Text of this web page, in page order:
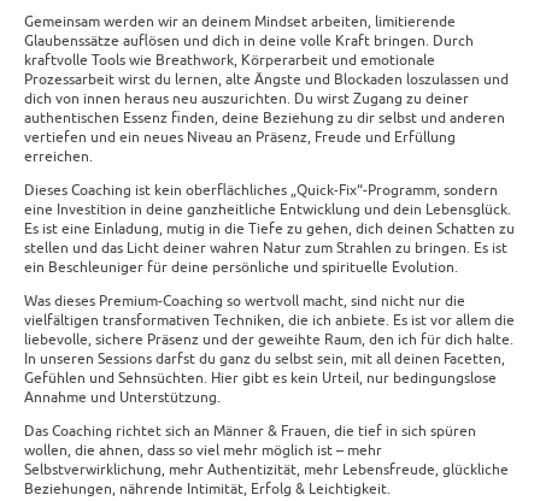
Gemeinsam werden wir an deinem Mindset arbeiten, limitierende
Glaubenssätze auflösen und dich in deine volle Kraft bringen. Durch
kraftvolle Tools wie Breathwork, Körperarbeit und emotionale
Prozessarbeit wirst du lernen, alte Ängste und Blockaden loszulassen und
dich von innen heraus neu auszurichten. Du wirst Zugang zu deiner
authentischen Essenz finden, deine Beziehung zu dir selbst und anderen
vertiefen und ein neues Niveau an Präsenz, Freude und Erfüllung
erreichen.
Dieses Coaching ist kein oberflächliches „Quick-Fix“-Programm, sondern
eine Investition in deine ganzheitliche Entwicklung und dein Lebensglück.
Es ist eine Einladung, mutig in die Tiefe zu gehen, dich deinen Schatten zu
stellen und das Licht deiner wahren Natur zum Strahlen zu bringen. Es ist
ein Beschleuniger für deine persönliche und spirituelle Evolution.
Was dieses Premium-Coaching so wertvoll macht, sind nicht nur die
vielfältigen transformativen Techniken, die ich anbiete. Es ist vor allem die
liebevolle, sichere Präsenz und der geweihte Raum, den ich für dich halte.
In unseren Sessions darfst du ganz du selbst sein, mit all deinen Facetten,
Gefühlen und Sehnsüchten. Hier gibt es kein Urteil, nur bedingungslose
Annahme und Unterstützung.
Das Coaching richtet sich an Männer & Frauen, die tief in sich spüren
wollen, die ahnen, dass so viel mehr möglich ist – mehr
Selbstverwirklichung, mehr Authentizität, mehr Lebensfreude, glückliche
Beziehungen, nährende Intimität, Erfolg & Leichtigkeit.